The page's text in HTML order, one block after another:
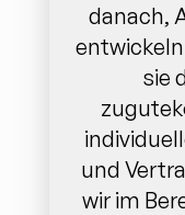
danach,
sie
und
wir im